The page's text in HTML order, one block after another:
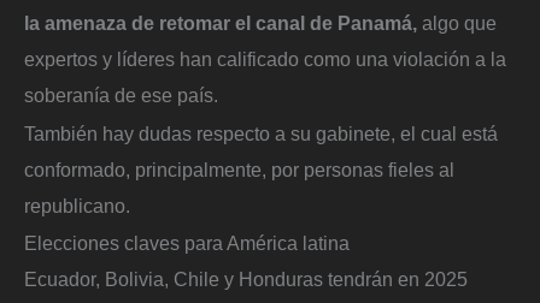
la amenaza de retomar el canal de Panamá, algo que
expertos y líderes han calificado como una violación a la
soberanía de ese país.
También hay dudas respecto a su gabinete, el cual está
conformado, principalmente, por personas fieles al
republicano.
Elecciones claves para América latina
Ecuador, Bolivia, Chile y Honduras tendrán en 2025